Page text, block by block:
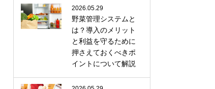
2026.05.29
野菜管理システムと
は？導入のメリット
と利益を守るために
押さえておくべきポ
イントについて解説